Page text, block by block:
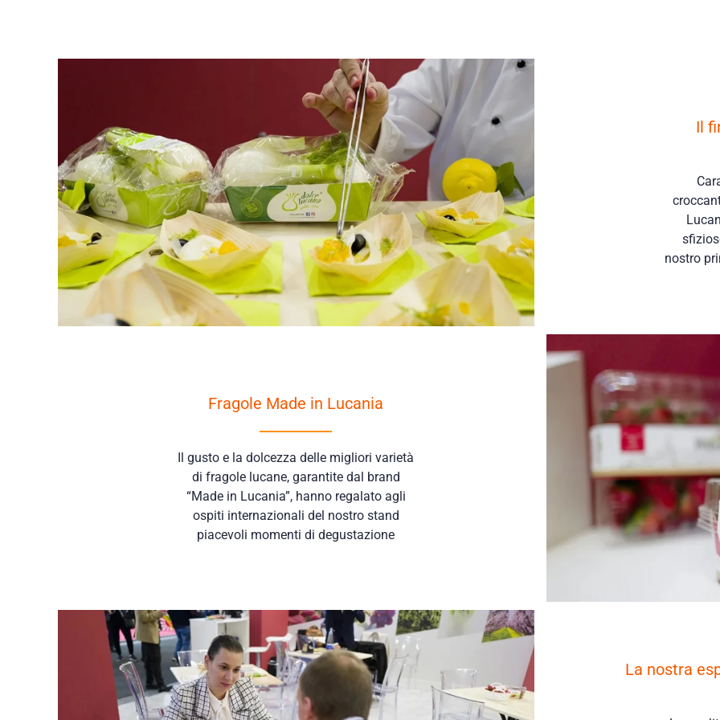
Il
nostro
Fragole Made in Lucania
Il gusto e la dolcezza delle migliori varietà
di fragole lucane, garantite dal brand
“Made in Lucania”, hanno regalato agli
ospiti internazionali del nostro stand
piacevoli momenti di degustazione
La nostra